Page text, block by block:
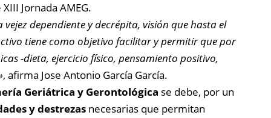
Jornada AMEG.
dependiente y decrépita, visión que hasta el
tiene como objetivo facilitar y permitir que por
-dieta, ejercicio físico, pensamiento positivo,
, afirma Jose Antonio García García.
Geriátrica y Gerontológica se debe, por un
y destrezas necesarias que permitan